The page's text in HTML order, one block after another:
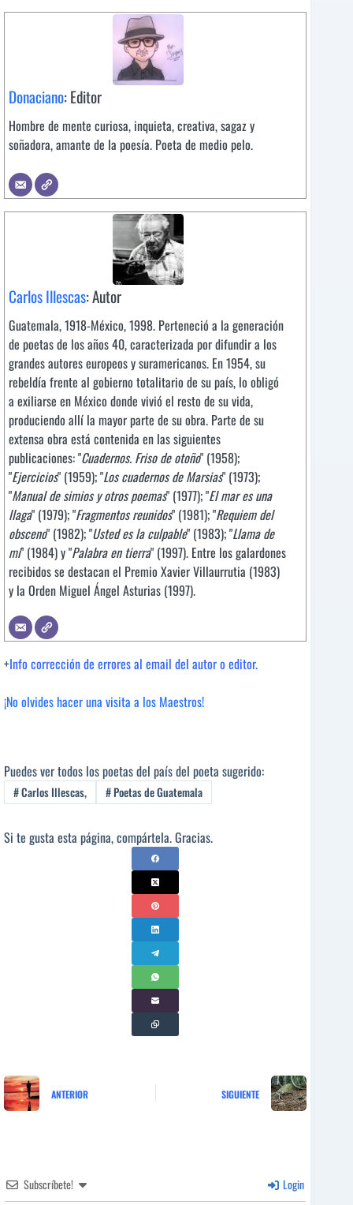
Donaciano: Editor
Hombre de mente curiosa, inquieta, creativa, sagaz y
soñadora, amante de la poesía. Poeta de medio pelo.
Carlos Illescas: Autor
Guatemala, 1918-México, 1998. Perteneció a la generación
de poetas de los años 40, caracterizada por difundir a los
grandes autores europeos y suramericanos. En 1954, su
rebeldía frente al gobierno totalitario de su país, lo obligó
a exiliarse en México donde vivió el resto de su vida,
produciendo allí la mayor parte de su obra. Parte de su
extensa obra está contenida en las siguientes
publicaciones: "Cuadernos. Friso de otoño" (1958);
"Ejercicios" (1959); "Los cuadernos de Marsias" (1973);
"Manual de simios y otros poemas" (1977); "El mar es una
llaga" (1979); "Fragmentos reunidos" (1981); "Requiem del
obsceno" (1982); "Usted es la culpable" (1983); "Llama de
mí" (1984) y "Palabra en tierra" (1997). Entre los galardones
recibidos se destacan el Premio Xavier Villaurrutia (1983)
y la Orden Miguel Ángel Asturias (1997).
+Info corrección de errores al email del autor o editor.
¡No olvides hacer una visita a los Maestros!
Puedes ver todos los poetas del país del poeta sugerido:
#Carlos Illescas, #Poetas de Guatemala
Si te gusta esta página, compártela. Gracias.
ANTERIOR SIGUIENTE
Subscríbete! Login